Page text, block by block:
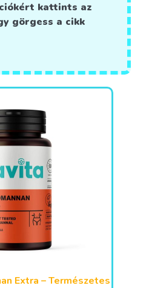
kattints az
görgess a cikk
Extra – Természetes